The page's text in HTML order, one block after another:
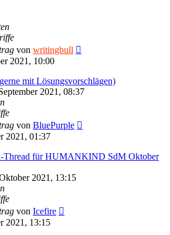
von writingbull
2021, 10:00
mit Lösungsvorschlägen)
2021, 08:37
von BluePurple
2021, 01:37
Thread für HUMANKIND SdM Oktober
2021, 13:15
von Icefire
2021, 13:15